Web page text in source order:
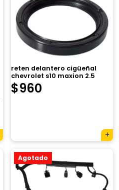
reten delantero cigüeñal
chevrolet s10 maxion 2.5
$960
Agotado